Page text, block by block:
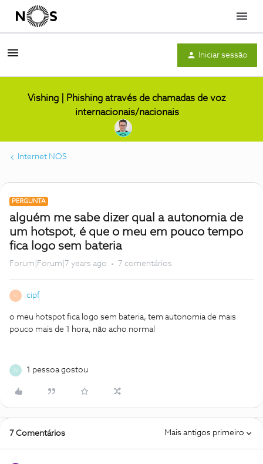
Menu
Iniciar sessão
Vishing | Phishing através de chamadas de voz
internacionais/nacionais
Internet NOS
PERGUNTA
alguém me sabe dizer qual a autonomia de
um hotspot, é que o meu em pouco tempo
fica logo sem bateria
Forum|Forum|7 years ago 7 comentários
C cipf
o meu hotspot fica logo sem bateria, tem autonomia de mais
pouco mais de 1 hora, não acho normal
N 1 pessoa gostou
7 Comentários Mais antigos primeiro